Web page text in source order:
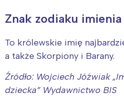
Znak zodiaku
To królewskie imię
a także Skorpiony i Barany.
Źródło: Wojciech Jóźwiak
dziecka” Wydawnictwo BIS